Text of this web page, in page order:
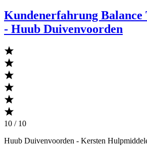
Kundenerfahrung Balance
- Huub Duivenvoorden
10 / 10
Huub Duivenvoorden - Kersten